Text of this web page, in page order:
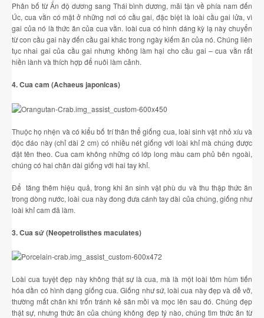
Phân bố từ Ấn độ dương sang Thái bình dương, mãi tận về phía nam đến
Úc, cua vằn có mặt ở những nơi có cầu gai, đặc biệt là loài cầu gai lửa, vì
gai của nó là thức ăn của cua vằn. loài cua có hình dáng kỳ lạ này chuyển
từ con cầu gai này đến cầu gai khác trong ngày kiếm ăn của nó. Chúng liên
tục nhai gai của cầu gai nhưng không làm hại cho cầu gai – cua vằn rất
hiền lành và thích hợp để nuôi làm cảnh.
4. Cua cam (Achaeus japonicas)
Thuộc họ nhện và có kiểu bố trí thân thể giống cua, loài sinh vật nhỏ xíu và
độc đáo này (chỉ dài 2 cm) có nhiều nét giống với loài khỉ mà chúng được
đặt tên theo. Cua cam không những có lớp long màu cam phủ bên ngoài,
chúng có hai chân dài giống với hai tay khỉ.
Để tăng thêm hiệu quả, trong khi ăn sinh vật phù du và thu thập thức ăn
trong dòng nước, loài cua này đong đưa cánh tay dài của chúng, giống như
loài khỉ cam đã làm.
3. Cua sứ (Neopetrolisthes maculates)
Loài cua tuyệt đẹp này không thật sự là cua, mà là một loài tôm hùm tiến
hóa dần có hình dạng giống cua. Giống như sứ, loài cua này đẹp và dễ vỡ,
thường mất chân khi trốn tránh kẻ săn mồi và mọc lên sau đó. Chúng đẹp
thật sự, nhưng thức ăn của chúng không đẹp tý nào, chúng tìm thức ăn từ